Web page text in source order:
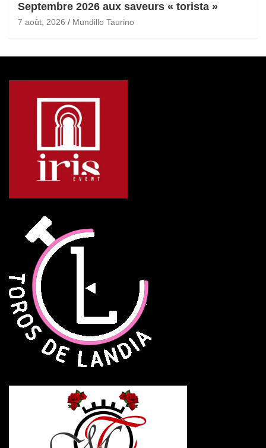
Septembre 2026 aux saveurs « torista »
7 août, 2026 Mundillo Taurino